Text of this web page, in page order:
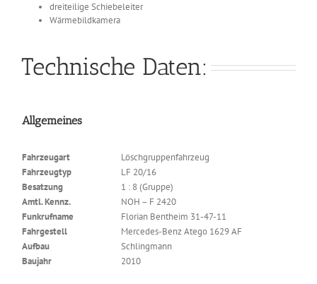
dreiteilige Schiebeleiter
Wärmebildkamera
Technische Daten:
Allgemeines
Fahrzeugart
Löschgruppenfahrzeug
Fahrzeugtyp
LF 20/16
Besatzung
1 : 8 (Gruppe)
Amtl. Kennz.
NOH – F 2420
Funkrufname
Florian Bentheim 31-47-11
Fahrgestell
Mercedes-Benz Atego 1629 AF
Aufbau
Schlingmann
Baujahr
2010